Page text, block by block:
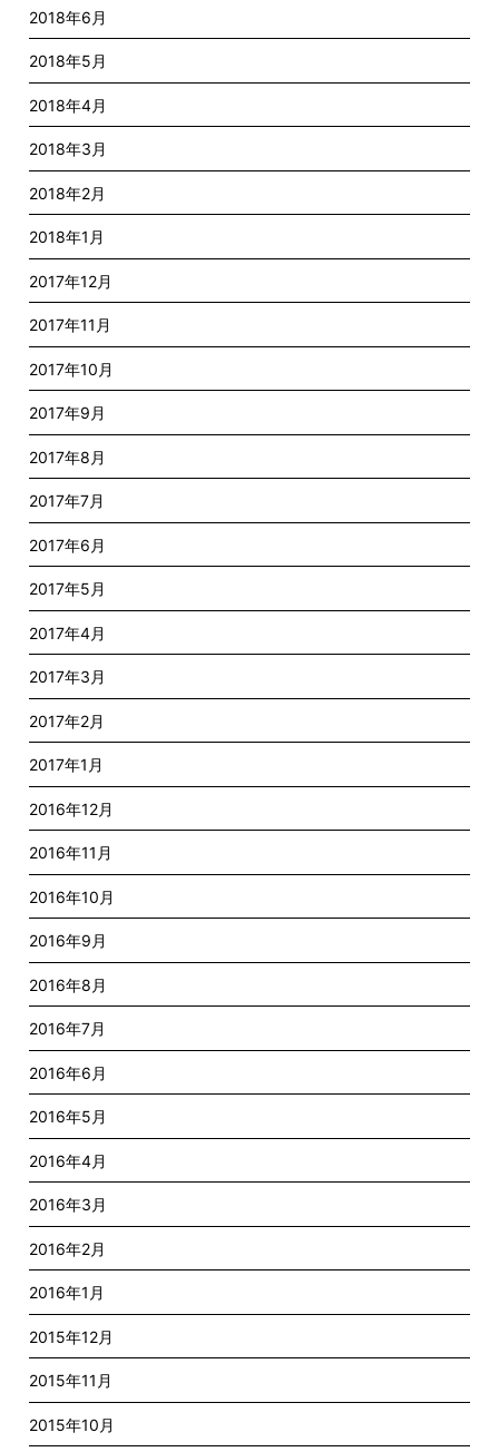
2018年6月
2018年5月
2018年4月
2018年3月
2018年2月
2018年1月
2017年12月
2017年11月
2017年10月
2017年9月
2017年8月
2017年7月
2017年6月
2017年5月
2017年4月
2017年3月
2017年2月
2017年1月
2016年12月
2016年11月
2016年10月
2016年9月
2016年8月
2016年7月
2016年6月
2016年5月
2016年4月
2016年3月
2016年2月
2016年1月
2015年12月
2015年11月
2015年10月